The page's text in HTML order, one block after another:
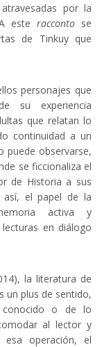
por la
A esteracconto se
de Tinkuy que
personajes que
su experiencia
que relatan lo
continuidad a un
puede observarse,
se ficcionaliza el
de Historia a sus
así, el papel de la
activa y
en diálogo
la literatura de
un plus de sentido,
o de lo
al lector y
esa operación, el